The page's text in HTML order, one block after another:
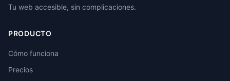
Tu web accesible, sin complicaciones.
PRODUCTO
Cómo funciona
Precios